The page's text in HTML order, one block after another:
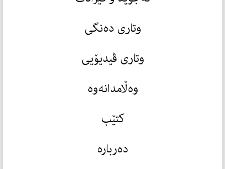
وتاری دەنگی
وتاری ڤیدیۆیی
وەڵامدانەوە
کتێب
دەربارە